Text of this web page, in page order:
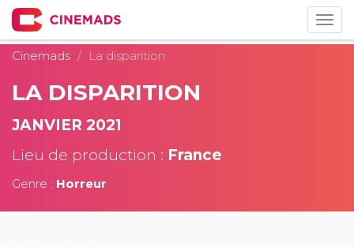
Cinemads
La disparition
LA DISPARITION
JANVIER 2021
Lieu de production : France
Genre : Horreur